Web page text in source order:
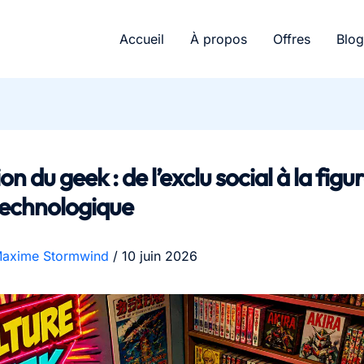
Accueil À propos Offres Blog
du geek : de l’exclu social à la
Stormwind / 10 juin 2026